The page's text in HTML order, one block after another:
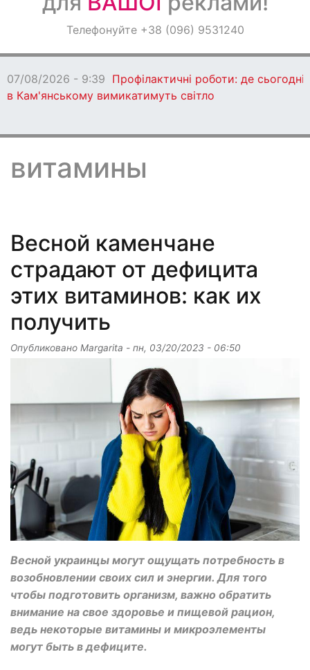
ОголошенняТелефонуйте +38 (096) 9531240
07/08/2026 - 9:39 Профілактичні роботи: де сьогодні
в Кам'янському вимикатимуть світло
витамины
Весной каменчане
страдают от дефицита
этих витаминов: как их
получить
Опубликовано Margarita - пн, 03/20/2023 - 06:50
Весной украинцы могут ощущать потребность в
возобновлении своих сил и энергии. Для того
чтобы подготовить организм, важно обратить
внимание на свое здоровье и пищевой рацион,
ведь некоторые витамины и микроэлементы
могут быть в дефиците.